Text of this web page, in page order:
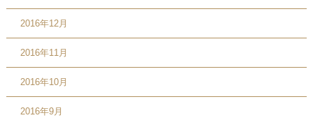
2016年12月
2016年11月
2016年10月
2016年9月